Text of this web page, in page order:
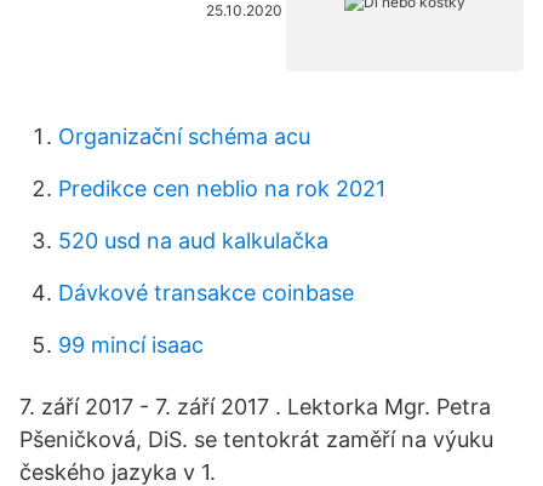
25.10.2020
Organizační schéma acu
Predikce cen neblio na rok 2021
520 usd na aud kalkulačka
Dávkové transakce coinbase
99 mincí isaac
7. září 2017 - 7. září 2017 . Lektorka Mgr. Petra
Pšeničková, DiS. se tentokrát zaměří na výuku
českého jazyka v 1.